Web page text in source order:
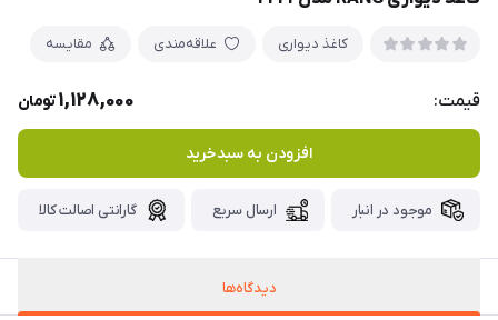
کاغذ دیواری علاقه‌مندی مقایسه
قیمت: 1,128,000تومان
افزودن به سبدخرید
موجود در انبار ارسال سریع گارانتی اصالت کالا
دیدگاه‌ها